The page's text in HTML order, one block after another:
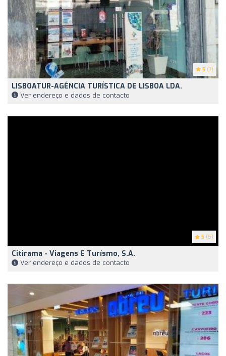
5 (7)
LISBOATUR-AGÊNCIA TURÍSTICA DE LISBOA LDA.
Ver endereço e dados de contacto
5 (5)
Citirama - Viagens E Turísmo, S.A.
Ver endereço e dados de contacto